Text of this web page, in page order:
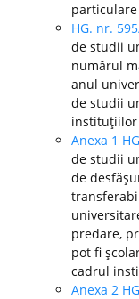
HG. nr.
de studii
numărul
anul
de studii
instituţiilor
Anexa 1
de studii
de
predare,
pot fi
cadrul
Anexa 2